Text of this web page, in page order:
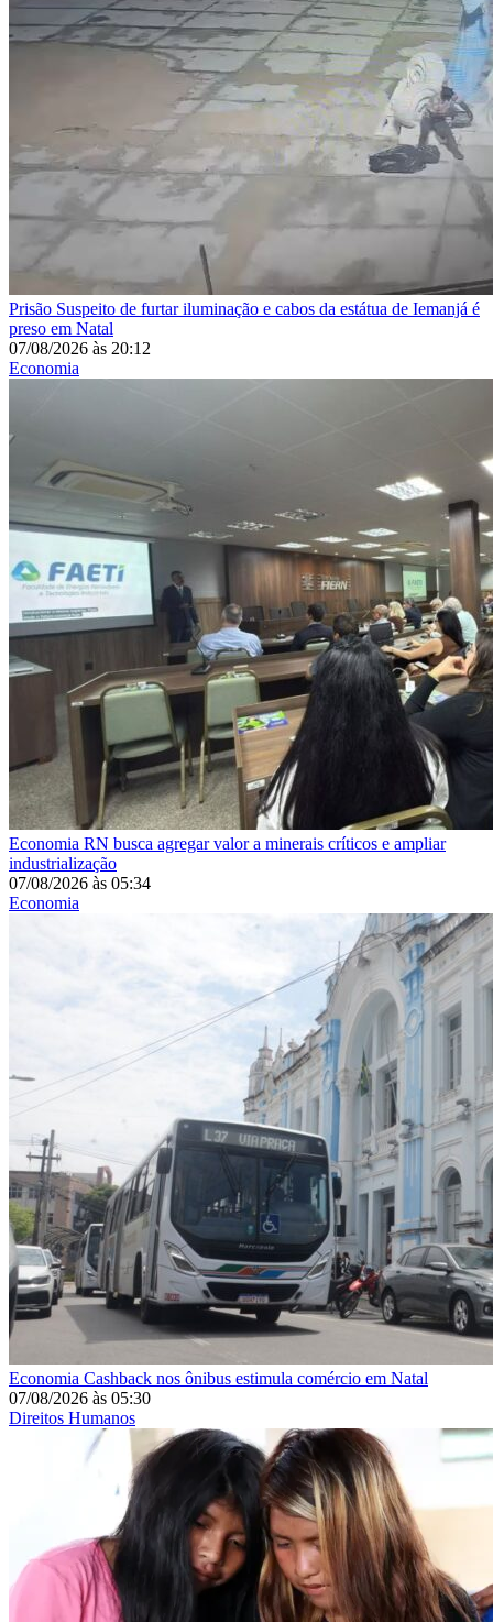
Prisão Suspeito de furtar iluminação e cabos da estátua de Iemanjá é
preso em Natal
07/08/2026 às 20:12
Economia
Economia RN busca agregar valor a minerais críticos e ampliar
industrialização
07/08/2026 às 05:34
Economia
Economia Cashback nos ônibus estimula comércio em Natal
07/08/2026 às 05:30
Direitos Humanos